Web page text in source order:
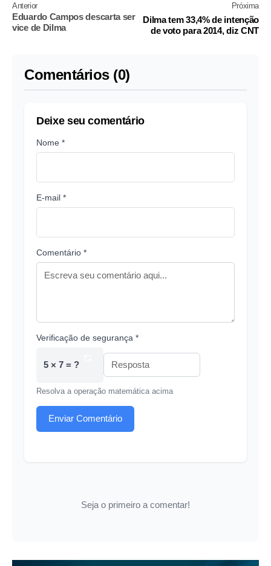
Anterior
Eduardo Campos descarta ser
vice de Dilma
Próxima
Dilma tem 33,4% de intenção
de voto para 2014, diz CNT
Comentários (0)
Deixe seu comentário
Nome *
E-mail *
Comentário *
Verificação de segurança *
5 × 7 = ?
Resolva a operação matemática acima
Enviar Comentário
Seja o primeiro a comentar!